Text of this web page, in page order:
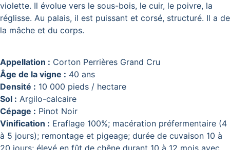
violette. Il évolue vers le sous-bois, le cuir, le poivre, la
réglisse. Au palais, il est puissant et corsé, structuré. Il a de
la mâche et du corps.
Appellation : Corton Perrières Grand Cru
Âge de la vigne : 40 ans
Densité : 10 000 pieds / hectare
Sol : Argilo-calcaire
Cépage : Pinot Noir
Vinification : Eraflage 100%; macération préfermentaire (4
à 5 jours); remontage et pigeage; durée de cuvaison 10 à